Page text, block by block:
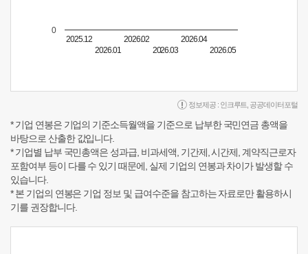
2025.12
2026.01
2026.02
2026.03
2026.04
2026.05
0
정보제공 : 인크루트 공공데이터포털
* 기업 연봉은 기업의 기준소득월액을 기준으로 납부한 국민연금 총액을
바탕으로 산출한 값입니다.
* 기업별 납부 국민총액은 성과급, 비과세액, 기간제, 시간제, 계약직근로자
포함여부 등이 다를 수 있기 때문에, 실제 기업의 연봉과 차이가 발생할 수
있습니다.
* 본 기업의 연봉은 기업 정보 및 급여수준을 참고하는 자료로만 활용하시
기를 권장합니다.